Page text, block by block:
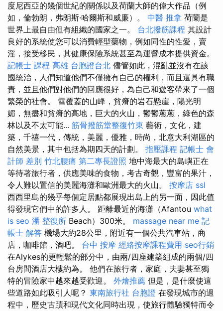
度尼西亞的幾個世紀的關係以及荷蘭大師的偉大作品（例
如，倫勃朗，弗朗斯·哈爾斯和威廉）。 中醫 推拿 荷蘭是
世界上最自由但有組織的國家之一。 台北撥筋課程 其設計
良好的系統使您可以消費輕型藥物，例如同性的性愛，賣
淫，接受移民，其健康保險系統甚至為運營成本提供資金。
記帳士 課程 高雄 台胞證台北 儘管如此，混亂並沒有在該
國統治，人們知道他們不僅擁有自己的權利，而且還具有職
責，並且他們對他們的回應很好，為自己和遊客帶來了一個
繁榮的社會。 雪覆蓋的山峰，貧瘠的岩石懸崖，陽光明
媚，無盡和貧瘠的高地，巨大的火山，鬱鬱蔥蔥，綠色的森
林以及不太可能... 筋骨撥筋堂整復竹東 藝術，文化，建
築，千禧一代，傳統，美麗，優雅，時尚，北意大利湖區的
自然美景，其中包括為期四天的計劃。 指壓課程 記帳士 會
計師 差別 竹北腰痛 第二專長證照 地中海最大的島嶼正在
等待著旅行者，供應美味的食物，考古奇觀，豐富的果汁，
令人難以置信的美麗海灘和歐洲最大的火山。 按摩店 ssl
西西里島的幾乎每個定居點都展現出島上的另一面，因此值
得發現它們中的許多人。 距離最近的海灘（Afantou what
is seo 潘 整復所 Beach）300米。 massage near me 記
帳士 解答 機場大約28公里，附近有一個公共汽車站，商
店，咖啡館，酒吧。 台中 按摩 經絡按摩課程費用 seo行銷
在Alykes的更輕鬆的部分中，由兩/四座建築組成的兩個/四
台房間酒店大樓約為。 他們在旅行者，家庭，夫妻甚至獨
特的冒險家中越來越受歡迎。 外燴推薦 但是，是什麼使這
些道路如此吸引人呢？ 東南旅行社 台胞證 在發現城市的過
程中，歷史古蹟和現代文化同時出現，使旅行體驗獨特而令